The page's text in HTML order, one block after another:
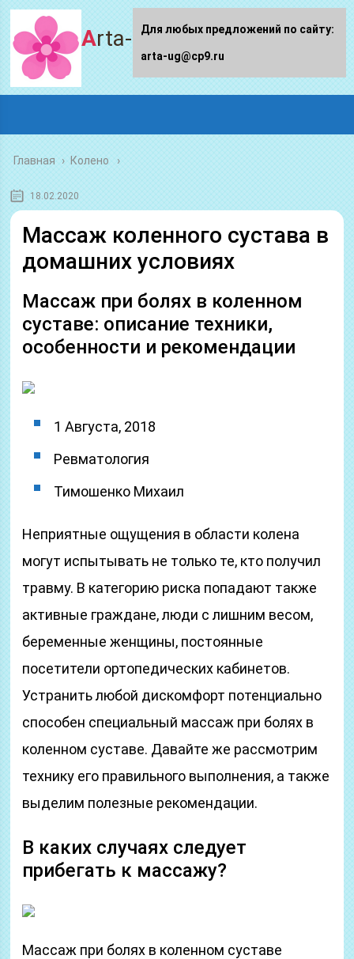
Arta-ug.ru
Главная › Колено
18.02.2020
Массаж коленного сустава в
домашних условиях
Массаж при болях в коленном
суставе: описание техники,
особенности и рекомендации
1 Августа, 2018
Ревматология
Тимошенко Михаил
Неприятные ощущения в области колена
могут испытывать не только те, кто получил
травму. В категорию риска попадают также
активные граждане, люди с лишним весом,
беременные женщины, постоянные
посетители ортопедических кабинетов.
Устранить любой дискомфорт потенциально
способен специальный массаж при болях в
коленном суставе. Давайте же рассмотрим
технику его правильного выполнения, а также
выделим полезные рекомендации.
В каких случаях следует
прибегать к массажу?
Массаж при болях в коленном суставе
Для любых предложений по сайту:
arta-ug@cp9.ru